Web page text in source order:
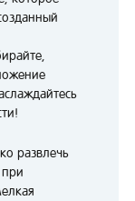
развлечь